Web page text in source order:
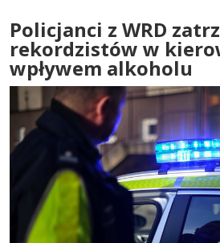
Policjanci z WRD
rekordzistów w
wpływem alkoholu